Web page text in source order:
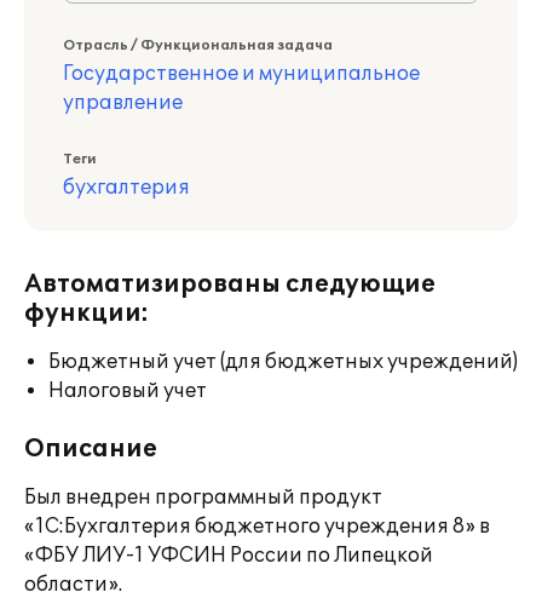
Отрасль / Функциональная задача
Государственное и муниципальное
управление
Теги
бухгалтерия
Автоматизированы следующие
функции:
Бюджетный учет (для бюджетных учреждений)
Налоговый учет
Описание
Был внедрен программный продукт
«1С:Бухгалтерия бюджетного учреждения 8» в
«ФБУ ЛИУ-1 УФСИН России по Липецкой
области».